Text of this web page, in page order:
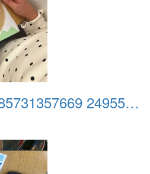
459988056 545285731357669 2495510741371984846 n